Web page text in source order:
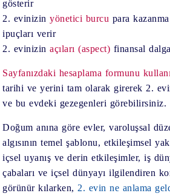
gösterir
2. evinizinyönetici burcu para
ipuçları verir
2. evinizinaçıları (aspect) finansal
Sayfanızdaki hesaplama formunu
tarihi ve yerini tam olarak girerek 2.
ve bu evdeki gezegenleri görebilirsiniz.
Doğum anına göre evler, varoluşsal
algısının temel şablonu, etkileşimsel
içsel uyanış ve derin etkileşimler, iş
çabaları ve içsel dünyayı ilgilendiren
görünür kılarken, 2. evin ne anlama